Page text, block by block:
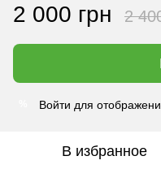
2 000 грн 2
Войти для
В избранное